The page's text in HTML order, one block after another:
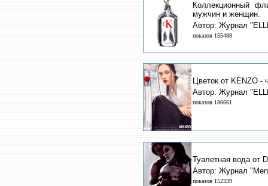
Коллекционный
мужчин и женщин.
Автор: Журнал
показов 155488
Цветок от KENZO -
Автор: Журнал
показов 186661
Туалетная вода от
Автор: Журнал
показов 152339